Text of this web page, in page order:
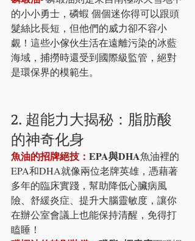
的小小勇士，磷蝦 個個迷你得可以跟頭
髮絲比長短，但他們的威力卻不容小
覷！這些小傢伙生活在遠離污染的冰藍
海域，捕撈時還受到國際級監管，絕對
是環保界的模範生。
2. 超能力大揭秘：脂肪酸
的神奇化身
魚油的招牌絕技： EPA與DHA魚油裡的
EPA和DHA就像兩位老牌英雄，憑藉著
多年的臨床實踐，幫助降低心臟病風
險、舒緩炎症、提升大腦靈敏度，讓你
在辦公室會議上也能保持清醒，免得打
瞌睡！